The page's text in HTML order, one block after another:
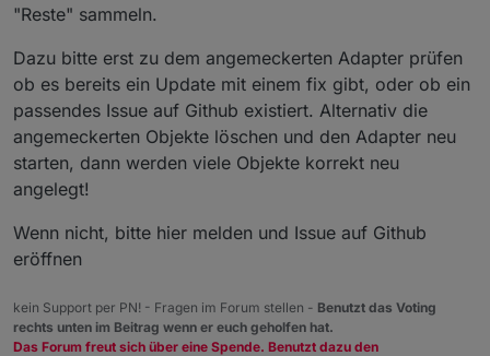
"Reste" sammeln.
Dazu bitte erst zu dem angemeckerten Adapter prüfen
ob es bereits ein Update mit einem fix gibt, oder ob ein
passendes Issue auf Github existiert. Alternativ die
angemeckerten Objekte löschen und den Adapter neu
starten, dann werden viele Objekte korrekt neu
angelegt!
Wenn nicht, bitte hier melden und Issue auf Github
eröffnen
kein Support per PN! - Fragen im Forum stellen - Benutzt das Voting
rechts unten im Beitrag wenn er euch geholfen hat.
Das Forum freut sich über eine Spende. Benutzt dazu den